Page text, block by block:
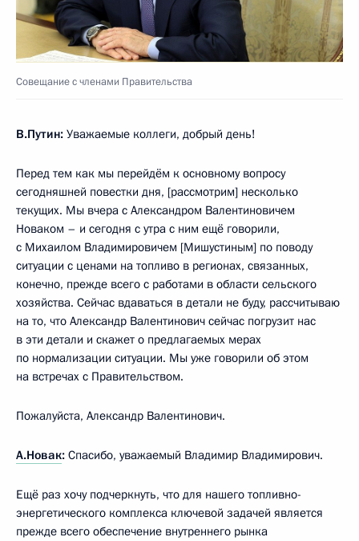
Совещание с членами Правительства
В.Путин: Уважаемые коллеги, добрый день!
Перед тем как мы перейдём к основному вопросу
сегодняшней повестки дня, [рассмотрим] несколько
текущих. Мы вчера с Александром Валентиновичем
Новаком – и сегодня с утра с ним ещё говорили,
с Михаилом Владимировичем [Мишустиным] по поводу
ситуации с ценами на топливо в регионах, связанных,
конечно, прежде всего с работами в области сельского
хозяйства. Сейчас вдаваться в детали не буду, рассчитываю
на то, что Александр Валентинович сейчас погрузит нас
в эти детали и скажет о предлагаемых мерах
по нормализации ситуации. Мы уже говорили об этом
на встречах с Правительством.
Пожалуйста, Александр Валентинович.
А.Новак: Спасибо, уважаемый Владимир Владимирович.
Ещё раз хочу подчеркнуть, что для нашего топливно-
энергетического комплекса ключевой задачей является
прежде всего обеспечение внутреннего рынка